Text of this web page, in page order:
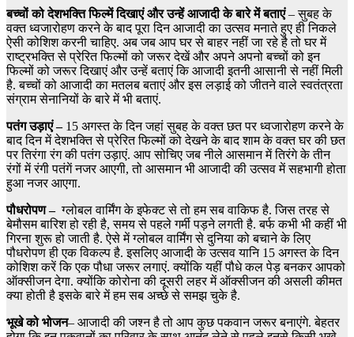
बच्चों को देशभक्ति फिल्में दिखाएं और उन्हें आजादी के बारे में बताएं– सुबह के
वक्त ध्वजारोहण करने के बाद पूरा दिन आजादी का उत्सव मनाते हुए ही निकले
ऐसी कोशिश करनी चाहिए. अब जब आप घर से बाहर नहीं जा रहे है तो घर में
राष्ट्रभक्ति से प्रेरित फिल्मों को जरूर देखें और अपने अपनो बच्चों को इन
फिल्मों को जरूर दिखाएं और उन्हें बताएं कि आजादी इतनी आसानी से नहीं मिली
है. बच्चों को आजादी का मतलब बताएं और इस लड़ाई को जीतने वाले स्वतंत्रता
संग्राम सेनानियों के बारे में भी बताएं.
पतंग उड़ाएं –15 अगस्त के दिन जहां सुबह के वक्त छत पर ध्वजारोहण करने के
बाद दिन में देशभक्ति से प्रेरित फिल्मों को देखने के बाद शाम के वक्त घर की छत
पर तिरंगा रंग की पतंग उड़ाएं. आप सोचिए जब नीले आसमान में तिरंगे के तीन
रंगों में रंगी पतंगें नजर आएगी, तो आसमान भी आजादी की उत्सव में सहभागी होता
हुआ नजर आएगा.
पौधरोपण –ग्लोबल वार्मिंग के इफेक्ट से तो हम सब वाकिफ है. जिस तरह से
बेमौसम बारिश हो रही है, समय से पहले गर्मी पड़ने लगती है. बर्फ कभी भी कहीं भी
गिरना शुरू हो जाती है. ऐसे में ग्लोबल वार्मिंग से दुनिया को बचाने के लिए
पौधरोपण ही एक विकल्प है. इसलिए आजादी के उत्सव यानि 15 अगस्त के दिन
कोशिश करें कि एक पौधा जरूर लगाएं. क्योंकि यहीं पौधे कल पेड़ बनकर आपको
ऑक्सीजन देगा. क्योंकि कोरोना की दूसरी लहर में ऑक्सीजन की असली कीमत
क्या होती है इसके बारे में हम सब अच्छे से समझ चुके है.
भूखे को भोजन– आजादी की जश्न है तो आप कुछ पकवान जरूर बनाएंगे. बेहतर